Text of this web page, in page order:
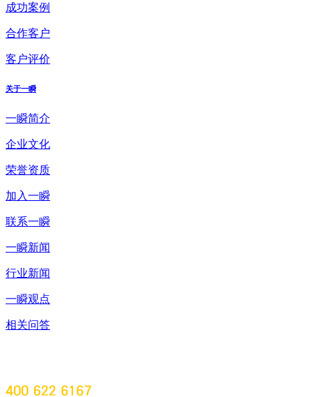
成功案例
合作客户
客户评价
关于一瞬
一瞬简介
企业文化
荣誉资质
加入一瞬
联系一瞬
一瞬新闻
行业新闻
一瞬观点
相关问答